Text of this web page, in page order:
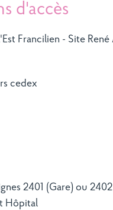
d'accès
Francilien - Site
cedex
2401 (Gare) ou
Hôpital